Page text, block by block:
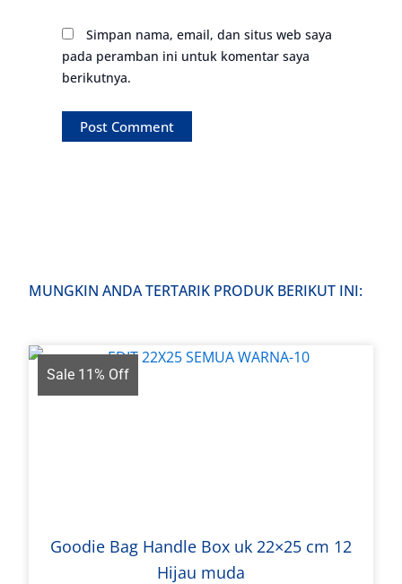
Simpan nama, email, dan situs web saya
pada peramban ini untuk komentar saya
berikutnya.
MUNGKIN ANDA TERTARIK PRODUK BERIKUT INI:
Sale 11% Off
Goodie Bag Handle Box uk 22×25 cm 12
Hijau muda